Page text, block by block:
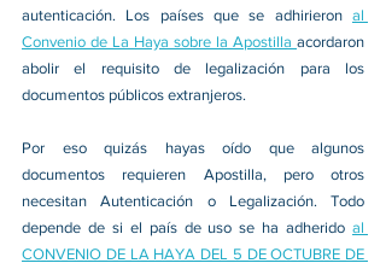
autenticación. Los países que se adhirieron al
Convenio de La Haya sobre la Apostilla acordaron
abolir el requisito de legalización para los
documentos públicos extranjeros.
Por eso quizás hayas oído que algunos
documentos requieren Apostilla, pero otros
necesitan Autenticación o Legalización. Todo
depende de si el país de uso se ha adherido al
CONVENIO DE LA HAYA DEL 5 DE OCTUBRE DE